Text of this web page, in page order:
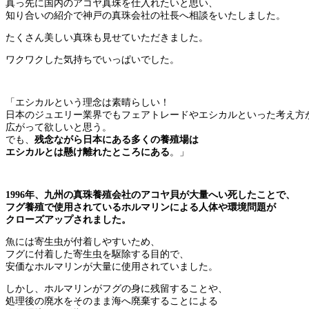
真っ先に国内のアコヤ真珠を仕入れたいと思い、
知り合いの紹介で神戸の真珠会社の社長へ相談をいたしました。
たくさん美しい真珠も見せていただきました。
ワクワクした気持ちでいっぱいでした。
「エシカルという理念は素晴らしい！
日本のジュエリー業界でもフェアトレードやエシカルといった考え方
広がって欲しいと思う。
でも、 残念ながら日本にある多くの養殖場は
エシカルとは懸け離れたところにある。」
1996年、九州の真珠養殖会社のアコヤ貝が大量へい死したことで、
フグ養殖で使用されているホルマリンによる人体や環境問題が
クローズアップされました。
魚には寄生虫が付着しやすいため、
フグに付着した寄生虫を駆除する目的で、
安価なホルマリンが大量に使用されていました。
しかし、ホルマリンがフグの身に残留することや、
処理後の廃水をそのまま海へ廃棄することによる